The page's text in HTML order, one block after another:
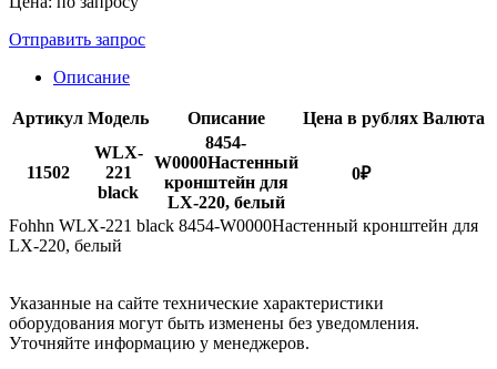
Отправить запрос
Описание
Артикул Модель Описание Цена в рублях Валюта
11502
WLX-
221
black
8454-
W0000Настенный
кронштейн для
LX-220, белый
0₽
Fohhn WLX-221 black 8454-W0000Настенный кронштейн для
LX-220, белый
Указанные на сайте технические характеристики
оборудования могут быть изменены без уведомления.
Уточняйте информацию у менеджеров.